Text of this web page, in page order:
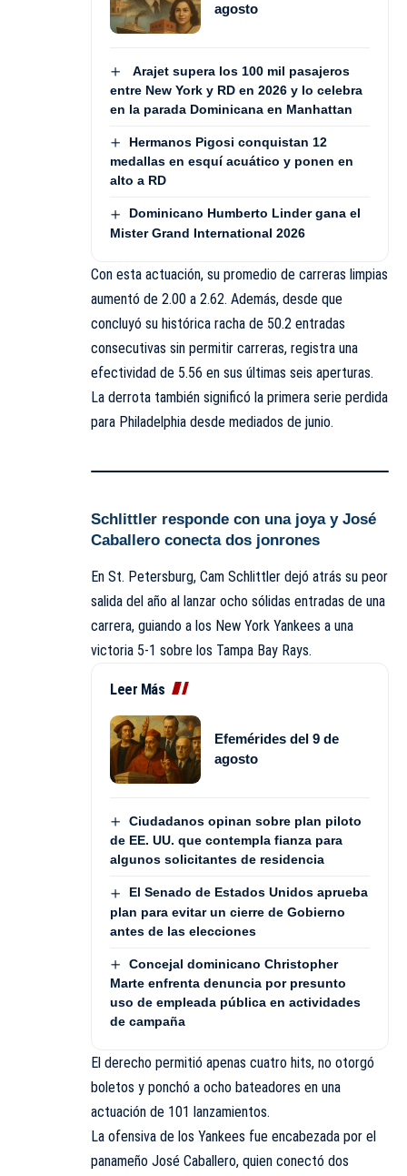
agosto
Arajet supera los 100 mil pasajeros
entre New York y RD en 2026 y lo celebra
en la parada Dominicana en Manhattan
Hermanos Pigosi conquistan 12
medallas en esquí acuático y ponen en
alto a RD
Dominicano Humberto Linder gana el
Mister Grand International 2026
Con esta actuación, su promedio de carreras limpias
aumentó de 2.00 a 2.62. Además, desde que
concluyó su histórica racha de 50.2 entradas
consecutivas sin permitir carreras, registra una
efectividad de 5.56 en sus últimas seis aperturas.
La derrota también significó la primera serie perdida
para Philadelphia desde mediados de junio.
Schlittler responde con una joya y José
Caballero conecta dos jonrones
En St. Petersburg, Cam Schlittler dejó atrás su peor
salida del año al lanzar ocho sólidas entradas de una
carrera, guiando a los New York Yankees a una
victoria 5-1 sobre los Tampa Bay Rays.
Leer Más
Efemérides del 9 de
agosto
Ciudadanos opinan sobre plan piloto
de EE. UU. que contempla fianza para
algunos solicitantes de residencia
El Senado de Estados Unidos aprueba
plan para evitar un cierre de Gobierno
antes de las elecciones
Concejal dominicano Christopher
Marte enfrenta denuncia por presunto
uso de empleada pública en actividades
de campaña
El derecho permitió apenas cuatro hits, no otorgó
boletos y ponchó a ocho bateadores en una
actuación de 101 lanzamientos.
La ofensiva de los Yankees fue encabezada por el
panameño José Caballero, quien conectó dos